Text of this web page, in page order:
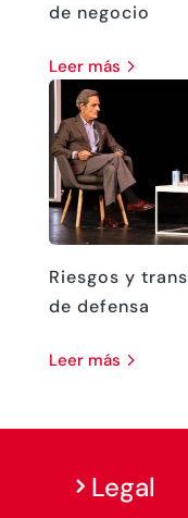
de negocio
leer más
Riesgos y
de defensa
leer más
Legal